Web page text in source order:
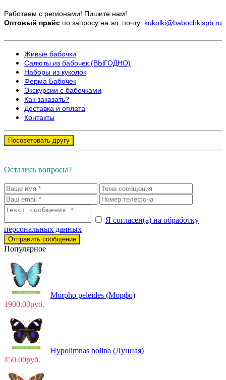
Работаем с регионами! Пишите нам!
Оптовый прайс по запросу на эл. почту: kukolki@babochkispb.ru
Живые бабочки
Салюты из бабочек (ВЫГОДНО)
Наборы из куколок
Ферма Бабочек
Экскурсии с бабочками
Как заказать?
Доставка и оплата
Контакты
Остались вопросы?
Я согласен(а) на обработку
персональных данных
Отправить сообщение
Популярное
Morpho peleides (Морфо)
1900.00руб.
Hypolimnas bolina (Лунная)
450.00руб.